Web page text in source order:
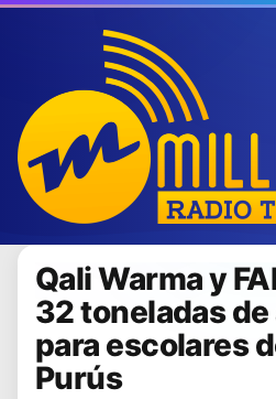
Qali Warma y
32 toneladas
para escolares
Purús